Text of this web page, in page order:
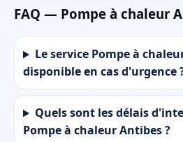
FAQ — Pompe à chaleur
Le service Pompe à
disponible en cas d'urgence
Quels sont les délais
Pompe à chaleur Antibes ?